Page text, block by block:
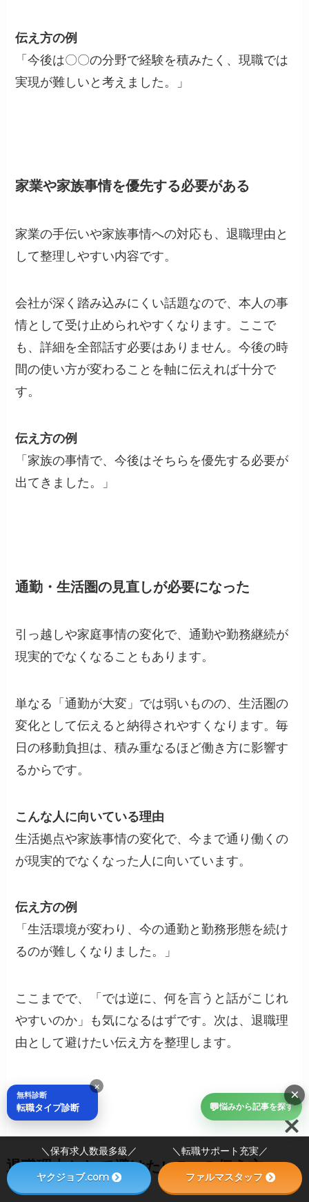
伝え方の例
「今後は〇〇の分野で経験を積みたく、現職では
実現が難しいと考えました。」
家業や家族事情を優先する必要がある
家業の手伝いや家族事情への対応も、退職理由と
して整理しやすい内容です。
会社が深く踏み込みにくい話題なので、本人の事
情として受け止められやすくなります。ここで
も、詳細を全部話す必要はありません。今後の時
間の使い方が変わることを軸に伝えれば十分で
す。
伝え方の例
「家族の事情で、今後はそちらを優先する必要が
出てきました。」
通勤・生活圏の見直しが必要になった
引っ越しや家庭事情の変化で、通勤や勤務継続が
現実的でなくなることもあります。
単なる「通勤が大変」では弱いものの、生活圏の
変化として伝えると納得されやすくなります。毎
日の移動負担は、積み重なるほど働き方に影響す
るからです。
こんな人に向いている理由
生活拠点や家族事情の変化で、今まで通り働くの
が現実的でなくなった人に向いています。
伝え方の例
「生活環境が変わり、今の通勤と勤務形態を続け
るのが難しくなりました。」
ここまでで、「では逆に、何を言うと話がこじれ
やすいのか」も気になるはずです。次は、退職理
由として避けたい伝え方を整理します。
退職理由として避けたい5つの伝え方
💬悩みから記事を探す
×
×
無料診断
転職タイプ診断
＼保有求人数最多級／ ＼転職サポート充実／
ヤクジョブ.com ファルマスタッフ